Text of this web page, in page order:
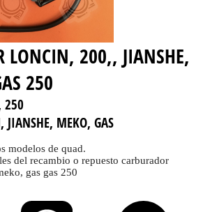
LONCIN, 200,, JIANSHE,
250
250
JIANSHE, MEKO, GAS
modelos de quad.
del recambio o repuesto carburador
gas gas 250